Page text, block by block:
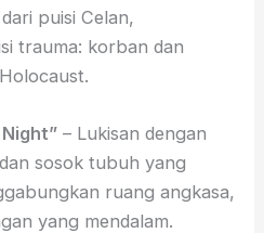
puisi Celan,
trauma: korban dan
– Lukisan dengan
sosok tubuh yang
ruang angkasa,
yang mendalam.